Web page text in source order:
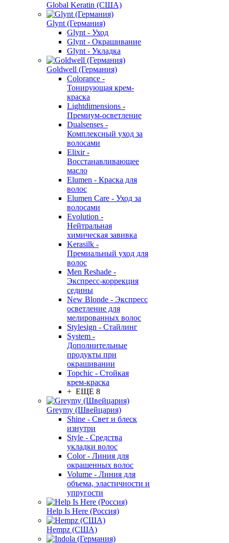
Global Keratin (США)
Glynt (Германия)
Glynt - Уход
Glynt - Окрашивание
Glynt - Укладка
Goldwell (Германия)
Colorance -
Тонирующая крем-
краска
Lightdimensions -
Премиум-осветление
Dualsenses -
Комплексный уход за
волосами
Elixir -
Восстанавливающее
масло
Elumen - Краска для
волос
Elumen Care - Уход за
волосами
Evolution -
Нейтральная
химическая завивка
Kerasilk -
Премиальный уход для
волос
Men Reshade -
Экспресс-коррекция
седины
New Blonde - Экспресс
осветление для
мелированных волос
Stylesign - Стайлинг
System -
Дополнительные
продукты при
окрашивании
Topchic - Стойкая
крем-краска
+ ЕЩЕ 8
Greymy (Швейцария)
Shine - Свет и блеск
изнутри
Style - Средства
укладки волос
Color - Линия для
окрашенных волос
Volume - Линия для
объема, эластичности и
упругости
Help Is Here (Россия)
Hempz (США)